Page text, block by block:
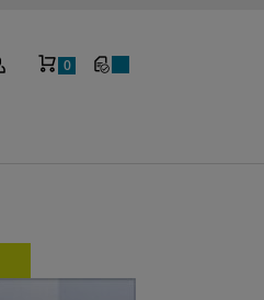
Handlekurv
0